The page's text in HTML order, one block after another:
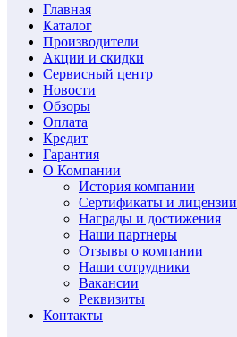
Главная
Каталог
Производители
Акции и скидки
Сервисный центр
Новости
Обзоры
Оплата
Кредит
Гарантия
О Компании
История компании
Сертификаты и лицензии
Награды и достижения
Наши партнеры
Отзывы о компании
Наши сотрудники
Вакансии
Реквизиты
Контакты